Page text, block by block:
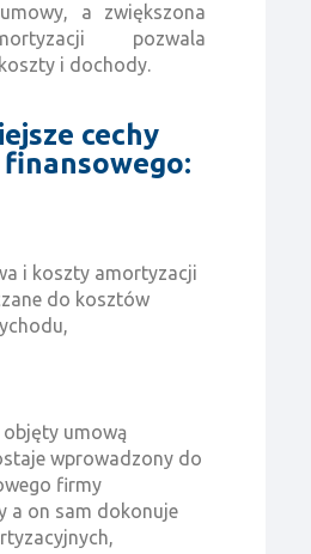
a zwiększona
pozwala
i dochody.
cechy
i koszty amortyzacji
do kosztów
objęty umową
wprowadzony do
firmy
a on sam dokonuje